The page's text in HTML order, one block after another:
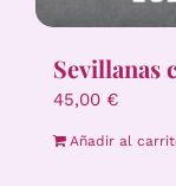
Sevillanas
45,00 €
Añadir al